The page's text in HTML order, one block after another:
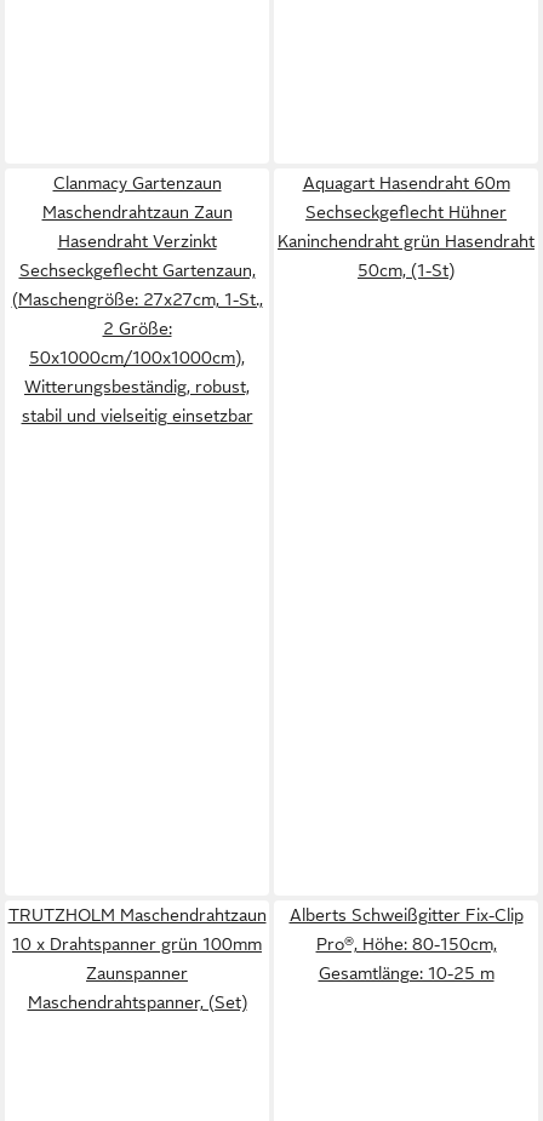
Clanmacy Gartenzaun
Maschendrahtzaun Zaun
Hasendraht Verzinkt
Sechseckgeflecht Gartenzaun,
(Maschengröße: 27x27cm, 1-St.,
2 Größe:
50x1000cm/100x1000cm),
Witterungsbeständig, robust,
stabil und vielseitig einsetzbar
Aquagart Hasendraht 60m
Sechseckgeflecht Hühner
Kaninchendraht grün Hasendraht
50cm, (1-St)
TRUTZHOLM Maschendrahtzaun
10 x Drahtspanner grün 100mm
Zaunspanner
Maschendrahtspanner, (Set)
Alberts Schweißgitter Fix-Clip
Pro®, Höhe: 80-150cm,
Gesamtlänge: 10-25 m